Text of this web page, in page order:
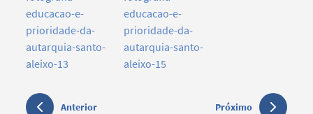
Anterior Próximo